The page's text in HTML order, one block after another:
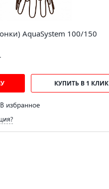
AquaSystem 100/150
КУПИТЬ В 1 КЛИК
В избранное